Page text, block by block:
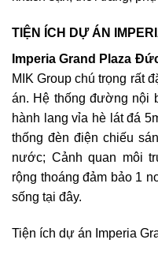
TIỆN ÍCH DỰ ÁN
Imperia Grand Plaza
MIK Group chú trọng rất
án. Hệ thống đường nội
hành lang vỉa hè lát đá
thống đèn điện chiếu
nước; Cảnh quan môi
rộng thoáng đảm bảo 1
sống tại đây.
Tiện ích dự án Imperia